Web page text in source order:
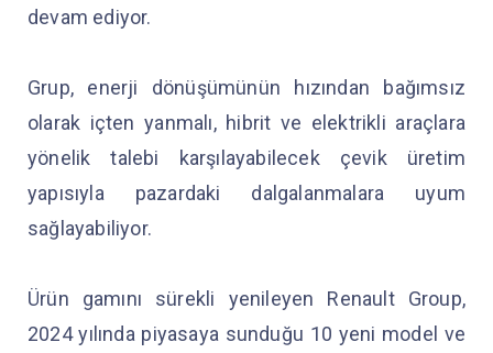
devam ediyor.
Grup, enerji dönüşümünün hızından bağımsız
olarak içten yanmalı, hibrit ve elektrikli araçlara
yönelik talebi karşılayabilecek çevik üretim
yapısıyla pazardaki dalgalanmalara uyum
sağlayabiliyor.
Ürün gamını sürekli yenileyen Renault Group,
2024 yılında piyasaya sunduğu 10 yeni model ve